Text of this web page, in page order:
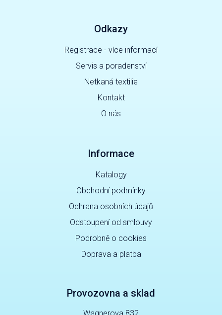
Odkazy
Registrace - více informací
Servis a poradenství
Netkaná textilie
Kontakt
O nás
Informace
Katalogy
Obchodní podmínky
Ochrana osobních údajů
Odstoupení od smlouvy
Podrobně o cookies
Doprava a platba
Provozovna a sklad